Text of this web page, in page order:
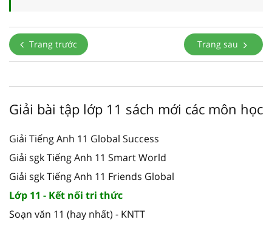
Trang trước Trang sau
Giải bài tập lớp 11 sách mới các môn học
Giải Tiếng Anh 11 Global Success
Giải sgk Tiếng Anh 11 Smart World
Giải sgk Tiếng Anh 11 Friends Global
Lớp 11 - Kết nối tri thức
Soạn văn 11 (hay nhất) - KNTT